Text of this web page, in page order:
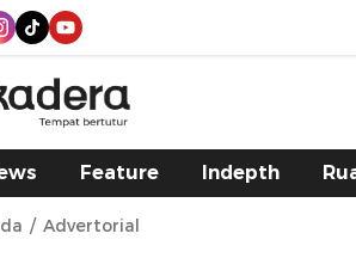
bertuturFeature Indepth
Advertorial